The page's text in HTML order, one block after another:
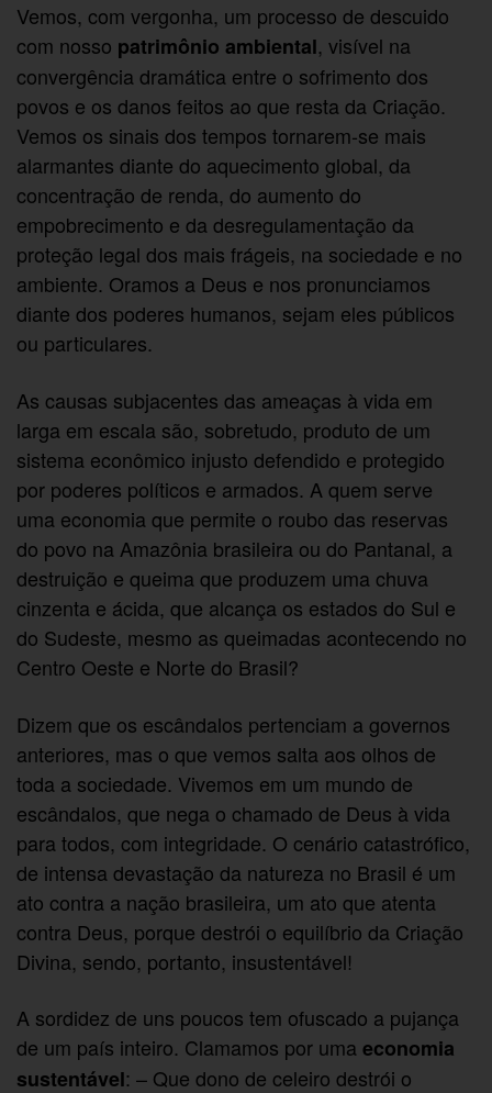
Vemos, com vergonha, um processo de descuido
com nosso patrimônio ambiental, visível na
convergência dramática entre o sofrimento dos
povos e os danos feitos ao que resta da Criação.
Vemos os sinais dos tempos tornarem-se mais
alarmantes diante do aquecimento global, da
concentração de renda, do aumento do
empobrecimento e da desregulamentação da
proteção legal dos mais frágeis, na sociedade e no
ambiente. Oramos a Deus e nos pronunciamos
diante dos poderes humanos, sejam eles públicos
ou particulares.
As causas subjacentes das ameaças à vida em
larga em escala são, sobretudo, produto de um
sistema econômico injusto defendido e protegido
por poderes políticos e armados. A quem serve
uma economia que permite o roubo das reservas
do povo na Amazônia brasileira ou do Pantanal, a
destruição e queima que produzem uma chuva
cinzenta e ácida, que alcança os estados do Sul e
do Sudeste, mesmo as queimadas acontecendo no
Centro Oeste e Norte do Brasil?
Dizem que os escândalos pertenciam a governos
anteriores, mas o que vemos salta aos olhos de
toda a sociedade. Vivemos em um mundo de
escândalos, que nega o chamado de Deus à vida
para todos, com integridade. O cenário catastrófico,
de intensa devastação da natureza no Brasil é um
ato contra a nação brasileira, um ato que atenta
contra Deus, porque destrói o equilíbrio da Criação
Divina, sendo, portanto, insustentável!
A sordidez de uns poucos tem ofuscado a pujança
de um país inteiro. Clamamos por umaeconomia
sustentável: – Que dono de celeiro destrói o